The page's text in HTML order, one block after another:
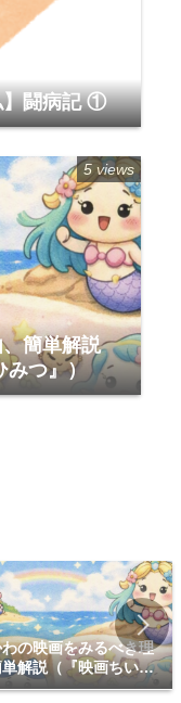
】闘病記 ①
簡単解説
みつ』）
5 views
の映画をみるべき理
解説（『映画ちいか
の島のひみつ』）